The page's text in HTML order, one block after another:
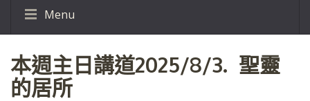
Menu
本週主日講道2025/8/3. 聖靈
的居所